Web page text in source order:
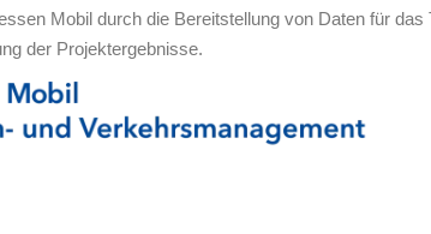
Mobil durch die Bereitstellung von Daten für
der Projektergebnisse.